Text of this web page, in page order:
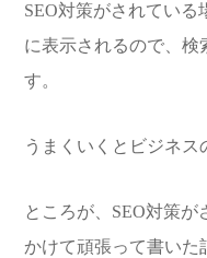
SEO対策がされている
に表示されるので、検
す。
うまくいくとビジネス
ところが、SEO対策
かけて頑張って書いた